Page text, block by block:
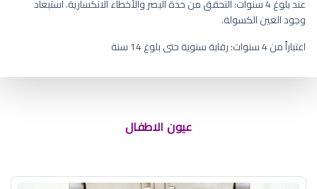
عند بلوغ 4 سنوات: التحقق من حدة البصر والأخطاء الانكسارية. استبعاد
وجود العين الكسولة.
اعتباراً من 4 سنوات: رقابة سنوية حتى بلوغ 14 سنة
عيون الاطفال